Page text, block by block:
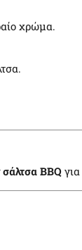
χρώμα.
σάλτσα BBQ